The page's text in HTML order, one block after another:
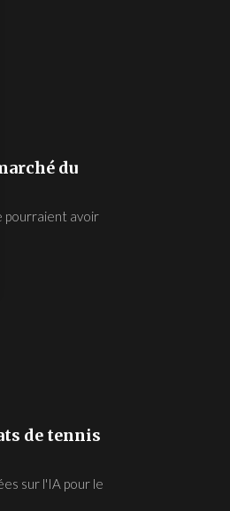
du
pourraient avoir
de tennis
sur l'IA pour le